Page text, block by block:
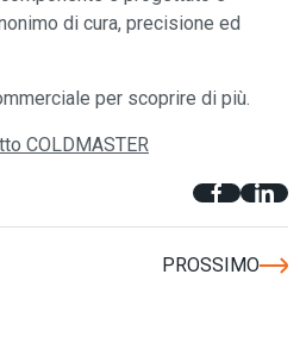
di cura, precisione ed
per scoprire di più.
COLDMASTER
PROSSIMO